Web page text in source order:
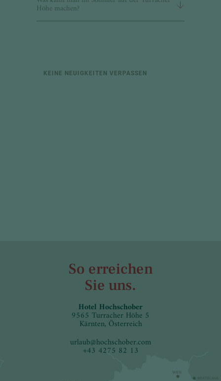
Höhe machen?
KEINE NEUIGKEITEN VERPASSEN
So erreichen
Sie uns.
Hotel Hochschober
9565 Turracher Höhe 5
Kärnten, Österreich
urlaub@hochschober.com
+43 4275 82 13